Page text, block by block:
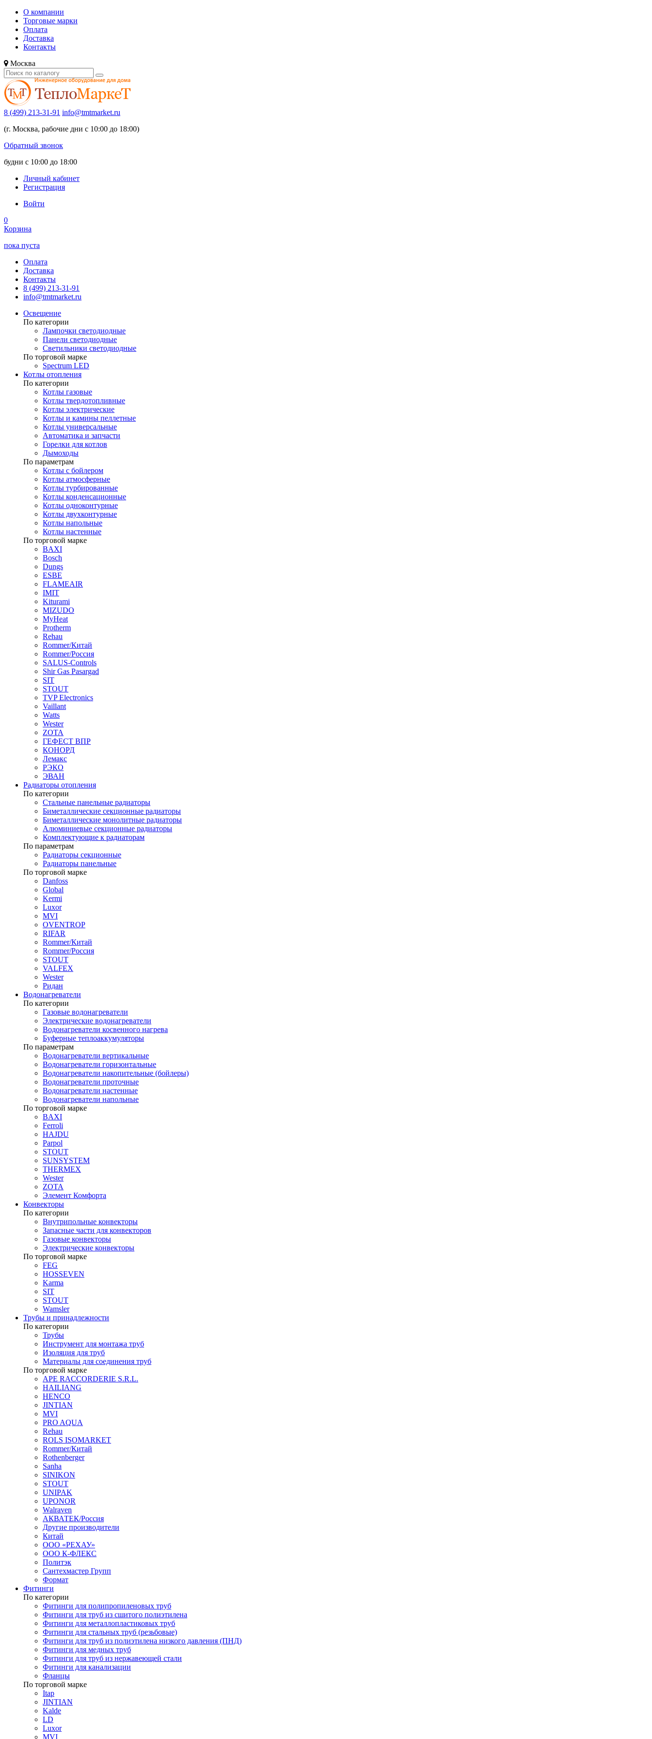
О компании
Торговые марки
Оплата
Доставка
Контакты
Москва
8 (499) 213-31-91 info@tmtmarket.ru
(г. Москва, рабочие дни с 10:00 до 18:00)
Обратный звонок
будни с 10:00 до 18:00
Личный кабинет
Регистрация
Войти
0
Корзина
пока пуста
Оплата
Доставка
Контакты
8 (499) 213-31-91
info@tmtmarket.ru
Освещение
По категории
Лампочки светодиодные
Панели светодиодные
Светильники светодиодные
По торговой марке
Spectrum LED
Котлы отопления
По категории
Котлы газовые
Котлы твердотопливные
Котлы электрические
Котлы и камины пеллетные
Котлы универсальные
Автоматика и запчасти
Горелки для котлов
Дымоходы
По параметрам
Котлы с бойлером
Котлы атмосферные
Котлы турбированные
Котлы конденсационные
Котлы одноконтурные
Котлы двухконтурные
Котлы напольные
Котлы настенные
По торговой марке
BAXI
Bosch
Dungs
ESBE
FLAMEAIR
IMIT
Kiturami
MIZUDO
MyHeat
Protherm
Rehau
Rommer/Китай
Rommer/Россия
SALUS-Controls
Shir Gas Pasargad
SIT
STOUT
TVP Electronics
Vaillant
Watts
Wester
ZOTA
ГЕФЕСТ ВПР
КОНОРД
Лемакс
РЭКО
ЭВАН
Радиаторы отопления
По категории
Стальные панельные радиаторы
Биметаллические секционные радиаторы
Биметаллические монолитные радиаторы
Алюминиевые секционные радиаторы
Комплектующие к радиаторам
По параметрам
Радиаторы секционные
Радиаторы панельные
По торговой марке
Danfoss
Global
Kermi
Luxor
MVI
OVENTROP
RIFAR​
Rommer/Китай
Rommer/Россия
STOUT
VALFEX
Wester
Ридан
Водонагреватели
По категории
Газовые водонагреватели
Электрические водонагреватели
Водонагреватели косвенного нагрева
Буферные теплоаккумуляторы
По параметрам
Водонагреватели вертикальные
Водонагреватели горизонтальные
Водонагреватели накопительные (бойлеры)
Водонагреватели проточные
Водонагреватели настенные
Водонагреватели напольные
По торговой марке
BAXI
Ferroli
HAJDU
Parpol
STOUT
SUNSYSTEM
THERMEX
Wester
ZOTA
Элемент Комфорта
Конвекторы
По категории
Внутрипольные конвекторы
Запасные части для конвекторов
Газовые конвекторы
Электрические конвекторы
По торговой марке
FEG
HOSSEVEN
Karma
SIT
STOUT
Wamsler
Трубы и принадлежности
По категории
Трубы
Инструмент для монтажа труб
Изоляция для труб
Материалы для соединения труб
По торговой марке
APE RACCORDERIE S.R.L.
HAILIANG
HENCO
JINTIAN
MVI
PRO AQUA
Rehau
ROLS ISOMARKET
Rommer/Китай
Rothenberger
Sanha
SINIKON
STOUT
UNIPAK
UPONOR
Walraven
АКВАТЕК/Россия
Другие производители
Китай
ООО «РЕХАУ»
ООО К-ФЛЕКС
Политэк
Сантехмастер Групп
Формат
Фитинги
По категории
Фитинги для полипропиленовых труб
Фитинги для труб из сшитого полиэтилена
Фитинги для металлопластиковых труб
Фитинги для стальных труб (резьбовые)
Фитинги для труб из полиэтилена низкого давления (ПНД)
Фитинги для медных труб
Фитинги для труб из нержавеющей стали
Фитинги для канализации
Фланцы
По торговой марке
Itap
JINTIAN
Kalde
LD
Luxor
MVI